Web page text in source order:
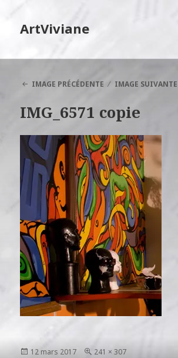
ArtViviane
IMAGE PRÉCÉDENTE
IMAGE SUIVANTE
IMG_6571 copie
Publié
12 mars 2017
Taille
241 × 307